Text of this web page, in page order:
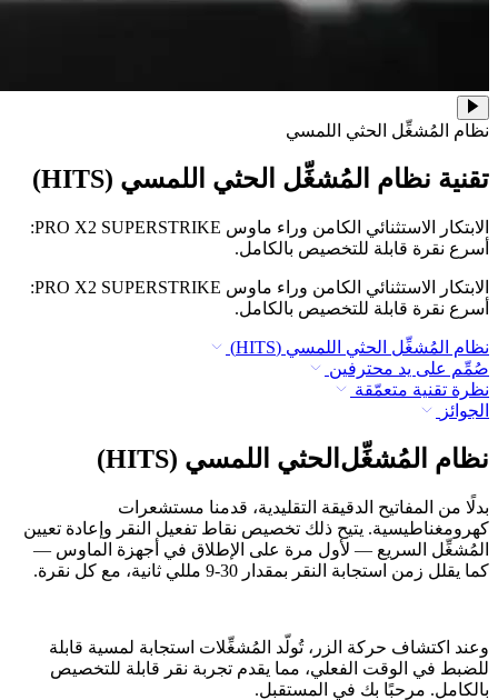
نظام المُشغِّل الحثي اللمسي
تقنية نظام المُشغِّل الحثي اللمسي (HITS)
الابتكار الاستثنائي الكامن وراء ماوس ‏PRO X2 SUPERSTRIKE:
أسرع نقرة قابلة للتخصيص بالكامل.
الابتكار الاستثنائي الكامن وراء ماوس ‏PRO X2 SUPERSTRIKE:
أسرع نقرة قابلة للتخصيص بالكامل.
نظام المُشغِّل الحثي اللمسي (HITS)
صُمِّم على يد محترفين
نظرة تقنية متعمّقة
الجوائز
نظام المُشغِّل الحثي اللمسي (HITS)
بدلًا من المفاتيح الدقيقة التقليدية، قدمنا مستشعرات
كهرومغناطيسية. يتيح ذلك تخصيص نقاط تفعيل النقر وإعادة تعيين
المُشغِّل السريع — لأول مرة على الإطلاق في أجهزة الماوس —
كما يقلل زمن استجابة النقر بمقدار ‎9-30 مللي ثانية، مع كل نقرة.
وعند اكتشاف حركة الزر، تُولّد المُشغِّلات استجابة لمسية قابلة
للضبط في الوقت الفعلي، مما يقدم تجربة نقر قابلة للتخصيص
بالكامل. مرحبًا بك في المستقبل.